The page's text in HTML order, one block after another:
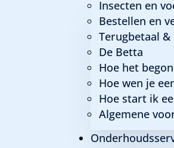
Insecten en
Bestellen en
Terugbetaal
De Betta
Hoe het begon
Hoe wen je
Hoe start ik
Algemene
Algemene informatie
Latijnse naam: Poecilia
Poeciliidae
Herkomst:
Venezuela
Max grootte: 3 cm
Temperatuur:20 tot 28
7,0 – 8,5